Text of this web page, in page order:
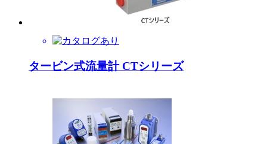
タービン式流量計 CTシリーズ